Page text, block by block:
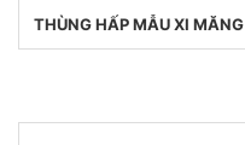
THÙNG HẤP MẪU XI MĂNG